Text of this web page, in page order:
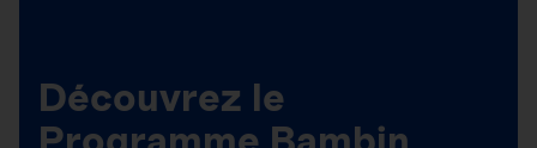
Découvrez le